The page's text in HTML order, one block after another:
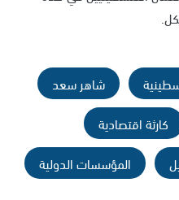
شاهر سعد
كارثة اقتصادية
المؤسسات الدولية